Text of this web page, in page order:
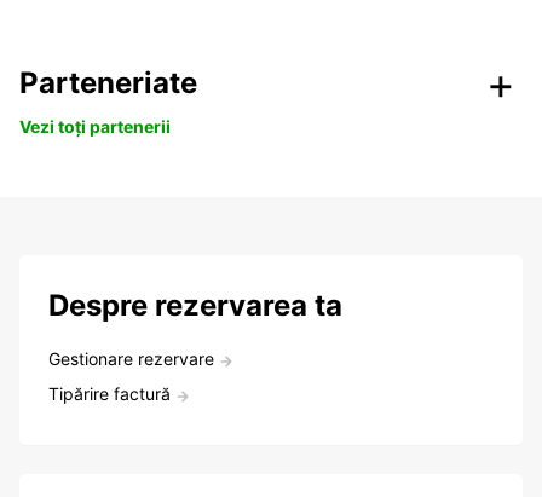
Parteneriate
Vezi toți partenerii
Despre rezervarea ta
Gestionare rezervare
Tipărire factură